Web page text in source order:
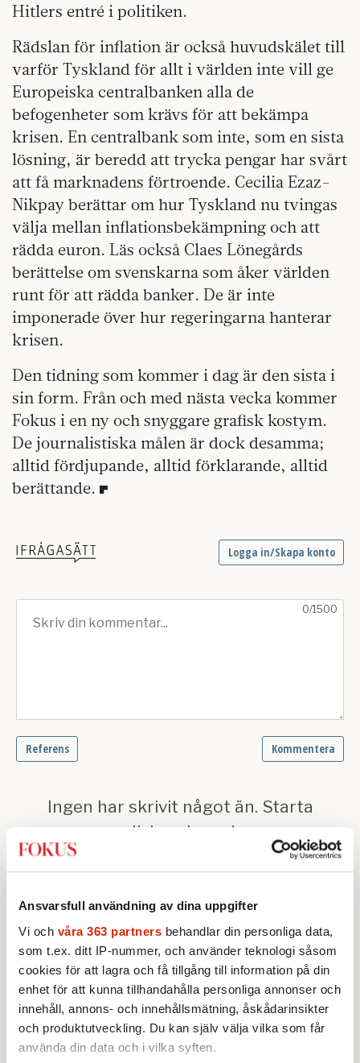
Ansvarsfull användning av dina uppgifter
Vi och våra 363 partners behandlar din personliga data,
som t.ex. ditt IP-nummer, och använder teknologi såsom
cookies för att lagra och få tillgång till information på din
enhet för att kunna tillhandahålla personliga annonser och
innehåll, annons- och innehållsmätning, åskådarinsikter
och produktutveckling. Du kan själv välja vilka som får
använda din data och i vilka syften.
Hitlers entré i politiken.
Rädslan för inflation är också huvudskälet till
varför Tyskland för allt i världen inte vill ge
Europeiska centralbanken alla de
befogenheter som krävs för att bekämpa
krisen. En centralbank som inte, som en sista
lösning, är beredd att trycka pengar har svårt
att få marknadens förtroende. Cecilia Ezaz-
Nikpay berättar om hur Tyskland nu tvingas
välja mellan inflationsbekämpning och att
rädda euron. Läs också Claes Lönegårds
berättelse om svenskarna som åker världen
runt för att rädda banker. De är inte
imponerade över hur regeringarna hanterar
krisen.
Den tidning som kommer i dag är den sista i
sin form. Från och med nästa vecka kommer
Fokus i en ny och snyggare grafisk kostym.
De journalistiska målen är dock desamma;
alltid fördjupande, alltid förklarande, alltid
berättande.
Text: Martin Ahlquist
Publicerad 2011-11-11
Redaktionsbloggen
Fokus